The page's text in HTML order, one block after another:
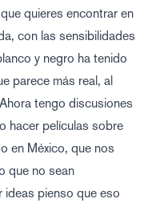
quieres encontrar en
con las sensibilidades
y negro ha tenido
parece más real, al
tengo discusiones
hacer películas sobre
en México, que nos
que no sean
ideas pienso que eso